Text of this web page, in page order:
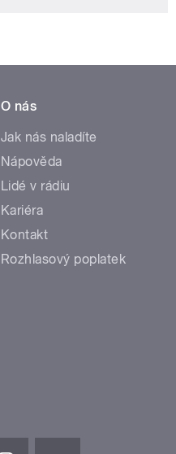
O nás
Jak nás naladíte
Nápověda
Lidé v rádiu
Kariéra
Kontakt
Rozhlasový poplatek